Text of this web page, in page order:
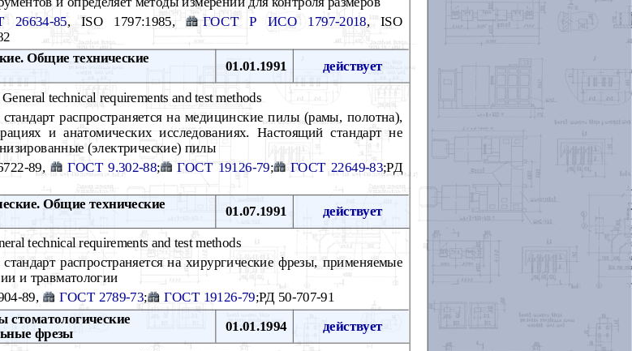
26634-85, ISO 1797:1985, ГОСТ Р ИСО 1797-2018, ISO
Общие технические
01.01.1991 действует
technical requirements and test methods
распространяется на медицинские пилы (рамы, полотна),
и анатомических исследованиях. Настоящий стандарт не
(электрические) пилы
89, ГОСТ 9.302-88; ГОСТ 19126-79; ГОСТ 22649-83;РД
Общие технические
01.07.1991 действует
technical requirements and test methods
распространяется на хирургические фрезы, применяемые
и травматологии
89, ГОСТ 2789-73; ГОСТ 19126-79;РД 50-707-91
стоматологические
фрезы
01.01.1994 действует